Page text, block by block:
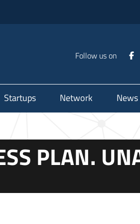
Follow us on
Startups Network News
PLAN.